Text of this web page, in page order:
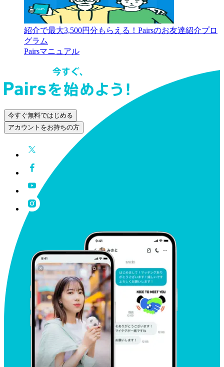
紹介で最大3,500円分もらえる！Pairsのお友達紹介プロ
グラム
Pairsマニュアル
今すぐ無料ではじめる
アカウントをお持ちの方